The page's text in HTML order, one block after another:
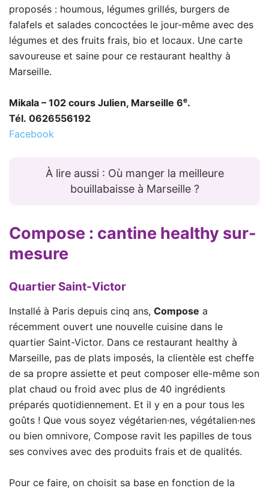
proposés : houmous, légumes grillés, burgers de
falafels et salades concoctées le jour-même avec des
légumes et des fruits frais, bio et locaux. Une carte
savoureuse et saine pour ce restaurant healthy à
Marseille.
Mikala – 102 cours Julien, Marseille 6e.
Tél. 0626556192
Facebook
À lire aussi : Où manger la meilleure
bouillabaisse à Marseille ?
Compose : cantine healthy sur-
mesure
Quartier Saint-Victor
Installé à Paris depuis cinq ans, Compose a
récemment ouvert une nouvelle cuisine dans le
quartier Saint-Victor. Dans ce restaurant healthy à
Marseille, pas de plats imposés, la clientèle est cheffe
de sa propre assiette et peut composer elle-même son
plat chaud ou froid avec plus de 40 ingrédients
préparés quotidiennement. Et il y en a pour tous les
goûts ! Que vous soyez végétarien·nes, végétalien·nes
ou bien omnivore, Compose ravit les papilles de tous
ses convives avec des produits frais et de qualités.
Pour ce faire, on choisit sa base en fonction de la